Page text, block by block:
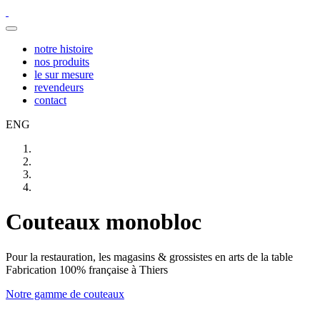
notre histoire
nos produits
le sur mesure
revendeurs
contact
ENG
Couteaux monobloc
Pour la restauration, les magasins & grossistes en arts de la table
Fabrication 100% française à Thiers
Notre gamme de couteaux